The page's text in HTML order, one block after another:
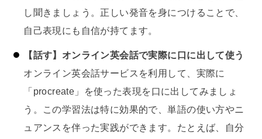
し聞きましょう。正しい発音を身につけることで、
自己表現にも自信が持てます。
【話す】オンライン英会話で実際に口に出して使う
オンライン英会話サービスを利用して、実際に
「procreate」を使った表現を口に出してみましょ
う。この学習法は特に効果的で、単語の使い方やニ
ュアンスを伴った実践ができます。たとえば、自分